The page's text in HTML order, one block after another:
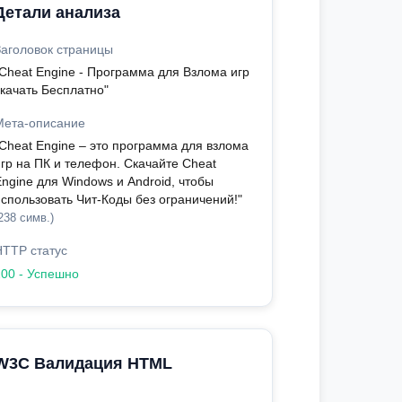
анализа
страницы
Engine - Программа для Взлома игр
Бесплатно"
описание
Engine – это программа для взлома
на ПК и телефон. Скачайте Cheat
для Windows и Android, чтобы
Чит-Коды без ограничений!"
симв.)
статус
- Успешно
Валидация HTML